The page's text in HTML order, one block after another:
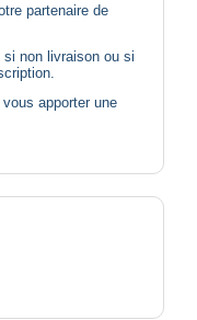
partenaire de
si non livraison ou si
apporter une